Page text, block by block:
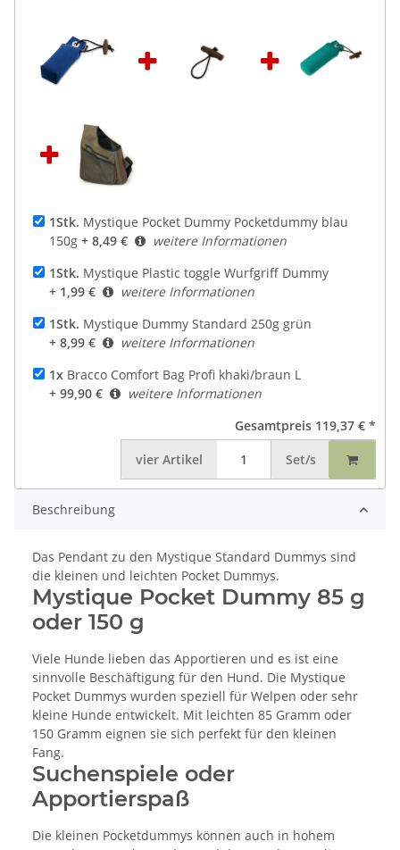
1Stk. Mystique Pocket Dummy Pocketdummy blau
150g + 8,49 €
weitere Informationen
1Stk. Mystique Plastic toggle Wurfgriff Dummy
+ 1,99 €
weitere Informationen
1Stk. Mystique Dummy Standard 250g grün
+ 8,99 €
weitere Informationen
1x Bracco Comfort Bag Profi khaki/braun L
+ 99,90 €
weitere Informationen
Gesamtpreis 119,37 € *
vier Artikel Set/s
Beschreibung
Das Pendant zu den Mystique Standard Dummys sind
die kleinen und leichten Pocket Dummys.
Mystique Pocket Dummy 85 g
oder 150 g
Viele Hunde lieben das Apportieren und es ist eine
sinnvolle Beschäftigung für den Hund. Die Mystique
Pocket Dummys wurden speziell für Welpen oder sehr
kleine Hunde entwickelt. Mit leichten 85 Gramm oder
150 Gramm eignen sie sich perfekt für den kleinen
Fang.
Suchenspiele oder
Apportierspaß
Die kleinen Pocketdummys können auch in hohem